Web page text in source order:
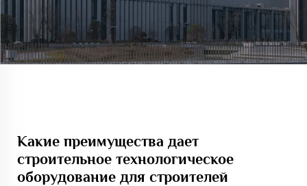
Какие преимущества дает
строительное технологическое
оборудование для строителей